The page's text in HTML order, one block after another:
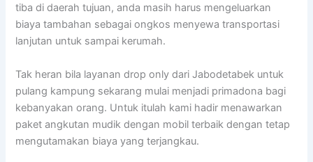
tiba di daerah tujuan, anda masih harus mengeluarkan
biaya tambahan sebagai ongkos menyewa transportasi
lanjutan untuk sampai kerumah.
Tak heran bila layanan drop only dari Jabodetabek untuk
pulang kampung sekarang mulai menjadi primadona bagi
kebanyakan orang. Untuk itulah kami hadir menawarkan
paket angkutan mudik dengan mobil terbaik dengan tetap
mengutamakan biaya yang terjangkau.